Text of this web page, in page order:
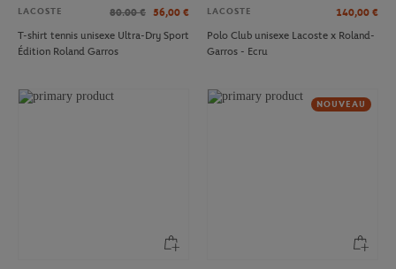
LACOSTE 80.00 € 56,00 €
T-shirt tennis unisexe Ultra-Dry Sport
Édition Roland Garros
LACOSTE 140,00 €
Polo Club unisexe Lacoste x Roland-
Garros - Ecru
NOUVEAU